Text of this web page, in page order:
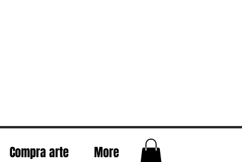
Compra arte More